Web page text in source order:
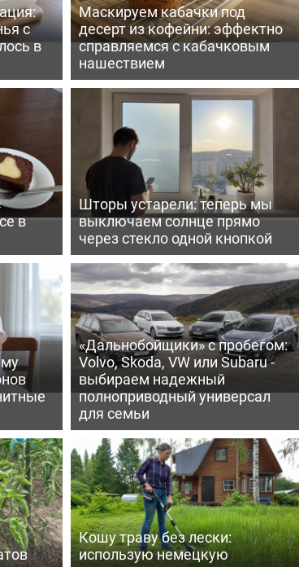
с
в
Маскируем кабачки под
десерт из кофейни: эффектно
справляемся с кабачковым
нашествием
в
Шторы устарели: теперь мы
выключаем солнце прямо
через стекло одной кнопкой
«Дальнобойщики» с пробегом:
Volvo, Skoda, VW или Subaru -
выбираем надежный
полноприводный универсал
для семьи
Кошу траву без лески:
использую немецкую